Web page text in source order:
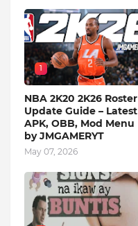
1
NBA 2K20 2K26 Roster
Update Guide – Latest
APK, OBB, Mod Menu
by JMGAMERYT
May 07, 2026